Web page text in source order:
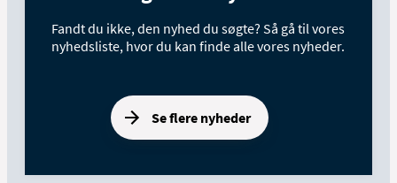
Fandt du ikke, den nyhed du søgte? Så gå til vores
nyhedsliste, hvor du kan finde alle vores nyheder.
Se flere nyheder